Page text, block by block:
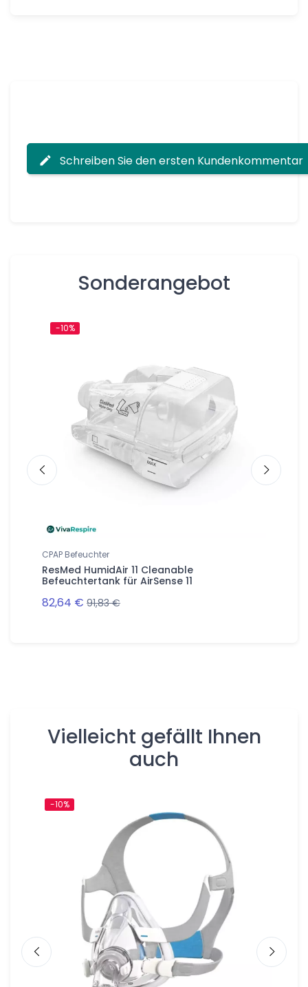
Schreiben Sie den ersten Kundenkommentar
Sonderangebot
-10%
CPAP Befeuchter
ResMed HumidAir 11 Cleanable
Befeuchtertank für AirSense 11
82,64 € 91,83 €
Vielleicht gefällt Ihnen
auch
-10%